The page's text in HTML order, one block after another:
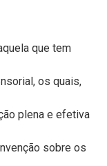
que tem
os quais,
plena e efetiva
sobre os